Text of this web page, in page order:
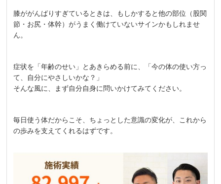
膝ががんばりすぎているときは、もしかすると他の部位（股関
節・お尻・体幹）がうまく働けていないサインかもしれませ
ん。
症状を「年齢のせい」とあきらめる前に、「今の体の使い方っ
て、自分にやさしいかな？」
そんな風に、まず自分自身に問いかけてみてください。
毎日使う体だからこそ、ちょっとした意識の変化が、これから
の歩みを支えてくれるはずです。